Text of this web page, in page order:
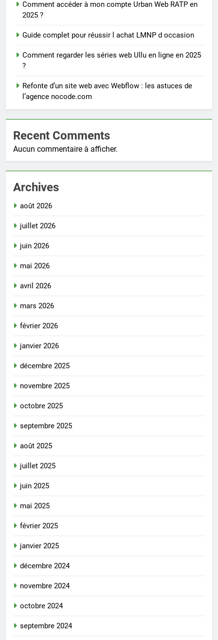
Comment accéder à mon compte Urban Web RATP en
2025 ?
Guide complet pour réussir l achat LMNP d occasion
Comment regarder les séries web Ullu en ligne en 2025
?
Refonte d’un site web avec Webflow : les astuces de
l’agence nocode.com
Recent Comments
Aucun commentaire à afficher.
Archives
août 2026
juillet 2026
juin 2026
mai 2026
avril 2026
mars 2026
février 2026
janvier 2026
décembre 2025
novembre 2025
octobre 2025
septembre 2025
août 2025
juillet 2025
juin 2025
mai 2025
février 2025
janvier 2025
décembre 2024
novembre 2024
octobre 2024
septembre 2024